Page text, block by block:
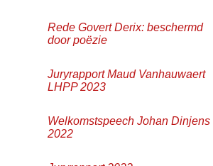
Rede Govert Derix: beschermd
door poëzie
Juryrapport Maud Vanhauwaert
LHPP 2023
Welkomstspeech Johan Dinjens
2022